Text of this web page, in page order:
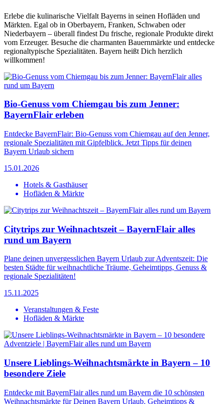
Erlebe die kulinarische Vielfalt Bayerns in seinen Hofläden und
Märkten. Egal ob in Oberbayern, Franken, Schwaben oder
Niederbayern – überall findest Du frische, regionale Produkte direkt
vom Erzeuger. Besuche die charmanten Bauernmärkte und entdecke
regionaltypische Spezialitäten. Bayern heißt Dich herzlich
willkommen!
Bio-Genuss vom Chiemgau bis zum Jenner:
BayernFlair erleben
Entdecke BayernFlair: Bio-Genuss vom Chiemgau auf den Jenner,
regionale Spezialitäten mit Gipfelblick. Jetzt Tipps für deinen
Bayern Urlaub sichern
15.01.2026
Hotels & Gasthäuser
Hofläden & Märkte
Citytrips zur Weihnachtszeit – BayernFlair alles
rund um Bayern
Plane deinen unvergesslichen Bayern Urlaub zur Adventszeit: Die
besten Städte für weihnachtliche Träume, Geheimtipps, Genuss &
regionale Spezialitäten!
15.11.2025
Veranstaltungen & Feste
Hofläden & Märkte
Unsere Lieblings-Weihnachtsmärkte in Bayern – 10
besondere Ziele
Entdecke mit BayernFlair alles rund um Bayern die 10 schönsten
Weihnachtsmärkte für Deinen Bayern Urlaub. Geheimtipps &